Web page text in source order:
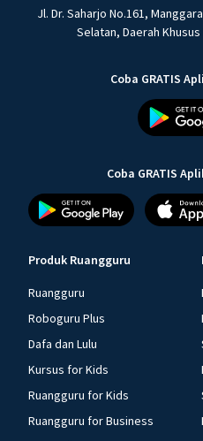
Jl. Dr. Saharjo No.161,
Selatan, Daerah
Coba GRATIS
Coba GRATIS
Produk Ruangguru
Ruangguru
Roboguru Plus
Dafa dan Lulu
Kursus for Kids
Ruangguru for Kids
Ruangguru for Business